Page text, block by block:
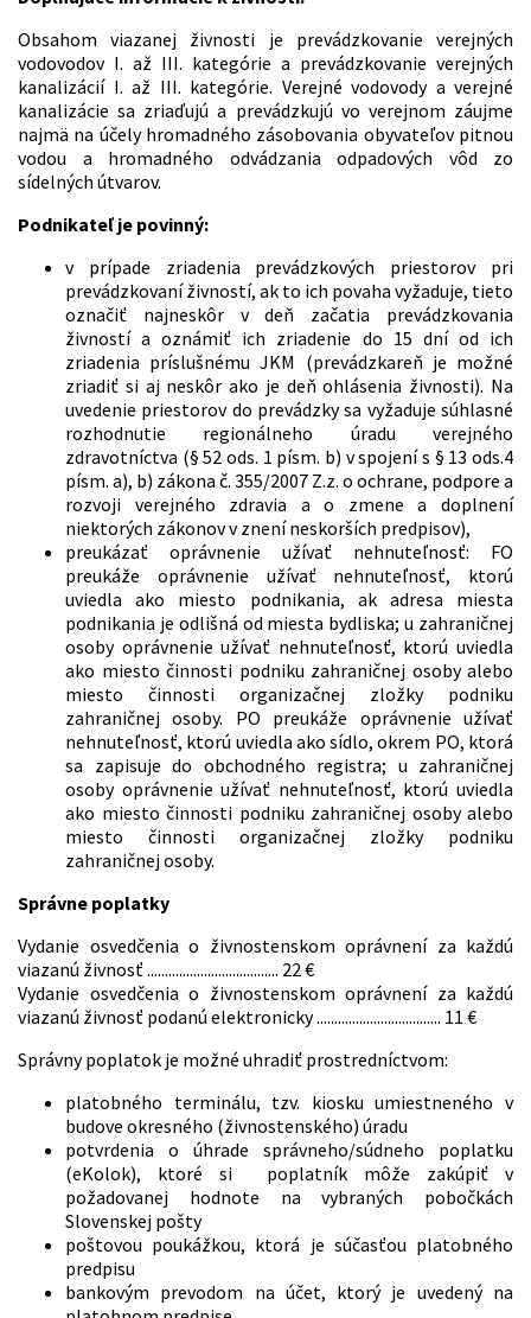
Obsahom viazanej živnosti je prevádzkovanie verejných
vodovodov I. až III. kategórie a prevádzkovanie verejných
kanalizácií I. až III. kategórie. Verejné vodovody a verejné
kanalizácie sa zriaďujú a prevádzkujú vo verejnom záujme
najmä na účely hromadného zásobovania obyvateľov pitnou
vodou a hromadného odvádzania odpadových vôd zo
sídelných útvarov.
Podnikateľ je povinný:
v prípade zriadenia prevádzkových priestorov pri
prevádzkovaní živností, ak to ich povaha vyžaduje, tieto
označiť najneskôr v deň začatia prevádzkovania
živností a oznámiť ich zriadenie do 15 dní od ich
zriadenia príslušnému JKM (prevádzkareň je možné
zriadiť si aj neskôr ako je deň ohlásenia živnosti). Na
uvedenie priestorov do prevádzky sa vyžaduje súhlasné
rozhodnutie regionálneho úradu verejného
zdravotníctva (§ 52 ods. 1 písm. b) v spojení s § 13 ods.4
písm. a), b) zákona č. 355/2007 Z.z. o ochrane, podpore a
rozvoji verejného zdravia a o zmene a doplnení
niektorých zákonov v znení neskorších predpisov),
preukázať oprávnenie užívať nehnuteľnosť: FO
preukáže oprávnenie užívať nehnuteľnosť, ktorú
uviedla ako miesto podnikania, ak adresa miesta
podnikania je odlišná od miesta bydliska; u zahraničnej
osoby oprávnenie užívať nehnuteľnosť, ktorú uviedla
ako miesto činnosti podniku zahraničnej osoby alebo
miesto činnosti organizačnej zložky podniku
zahraničnej osoby. PO preukáže oprávnenie užívať
nehnuteľnosť, ktorú uviedla ako sídlo, okrem PO, ktorá
sa zapisuje do obchodného registra; u zahraničnej
osoby oprávnenie užívať nehnuteľnosť, ktorú uviedla
ako miesto činnosti podniku zahraničnej osoby alebo
miesto činnosti organizačnej zložky podniku
zahraničnej osoby.
Správne poplatky
Vydanie osvedčenia o živnostenskom oprávnení za každú
viazanú živnosť ..................................... 22 €
Vydanie osvedčenia o živnostenskom oprávnení za každú
viazanú živnosť podanú elektronicky ................................... 11 €
Správny poplatok je možné uhradiť prostredníctvom:
platobného terminálu, tzv. kiosku umiestneného v
budove okresného (živnostenského) úradu
potvrdenia o úhrade správneho/súdneho poplatku
(eKolok), ktoré si poplatník môže zakúpiť v
požadovanej hodnote na vybraných pobočkách
Slovenskej pošty
poštovou poukážkou, ktorá je súčasťou platobného
predpisu
bankovým prevodom na účet, ktorý je uvedený na